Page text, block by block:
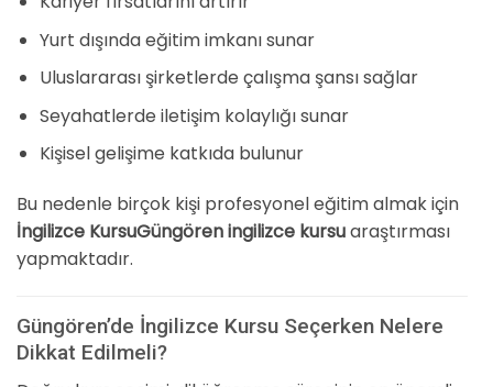
Yurt dışında eğitim imkanı sunar
Uluslararası şirketlerde çalışma şansı sağlar
Seyahatlerde iletişim kolaylığı sunar
Kişisel gelişime katkıda bulunur
Bu nedenle birçok kişi profesyonel eğitim almak için
İngilizce KursuGüngören ingilizce kursuaraştırması
yapmaktadır.
Güngören’de İngilizce Kursu Seçerken Nelere
Dikkat Edilmeli?